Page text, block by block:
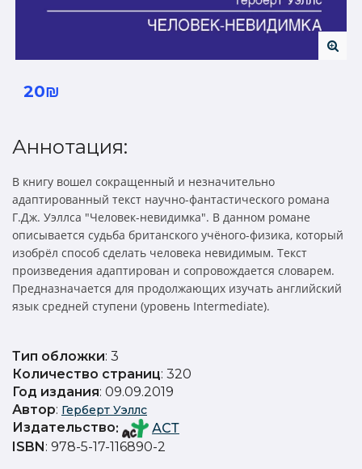
20₪
Аннотация:
В книгу вошел сокращенный и незначительно
адаптированный текст научно-фантастического романа
Г.Дж. Уэллса "Человек-невидимка". В данном романе
описывается судьба британского учёного-физика, который
изобрёл способ сделать человека невидимым. Текст
произведения адаптирован и сопровождается словарем.
Предназначается для продолжающих изучать английский
язык средней ступени (уровень Intermediate).
Тип обложки: 3
Количество страниц: 320
Год издания: 09.09.2019
Автор: Герберт Уэллс
Издательство:
АСТ
ISBN : 978-5-17-116890-2